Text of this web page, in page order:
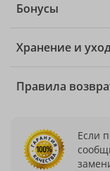
Бонусы
Хранение и
Правила
Если